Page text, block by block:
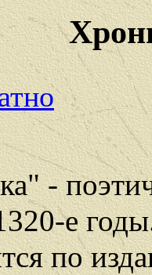
-
е
по